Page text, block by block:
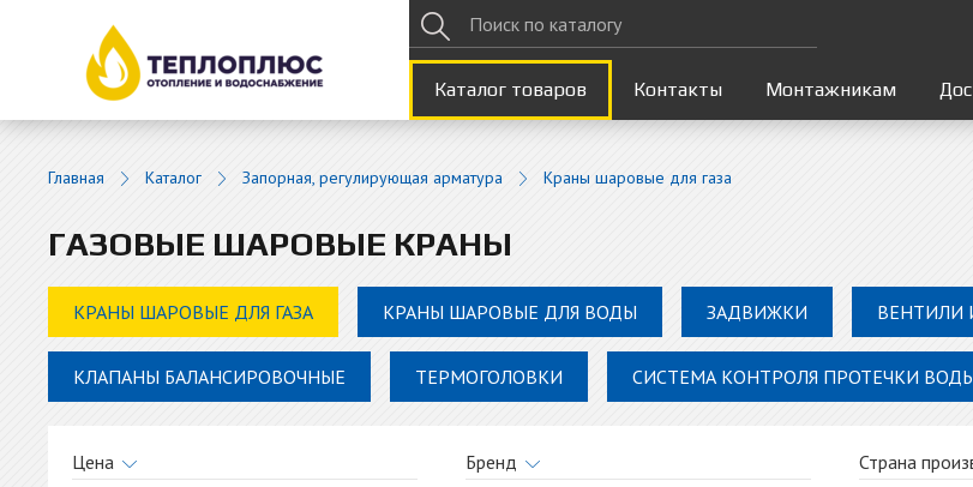
Каталог товаров Контакты Монтажникам
Главная Каталог Запорная, регулирующая арматура Краны шаровые для газа
ГАЗОВЫЕ ШАРОВЫЕ КРАНЫ
КРАНЫ ШАРОВЫЕ ДЛЯ ГАЗА КРАНЫ ШАРОВЫЕ ДЛЯ ВОДЫ ЗАДВИЖКИ ВЕНТИЛИ
КЛАПАНЫ БАЛАНСИРОВОЧНЫЕ ТЕРМОГОЛОВКИ СИСТЕМА КОНТРОЛЯ ПРОТЕЧКИ ВОДЫ
Цена Бренд Страна